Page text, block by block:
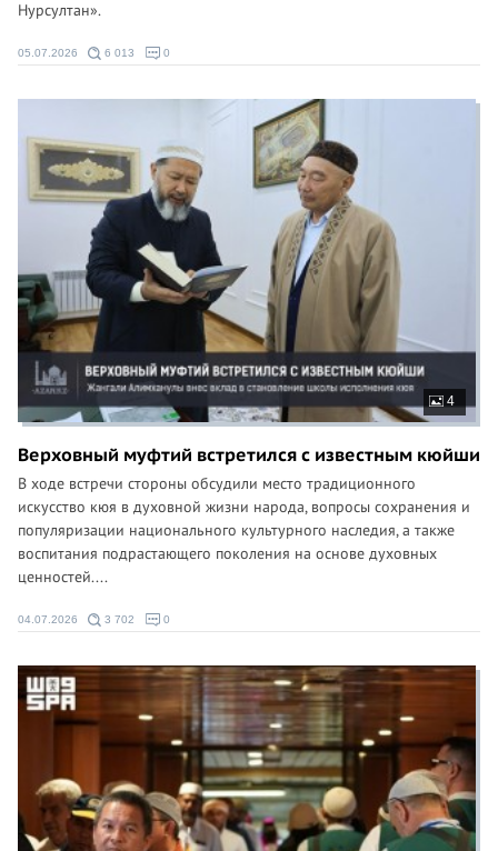
Нурсултан».
05.07.2026 6 013 0
4
Верховный муфтий встретился с известным кюйши
В ходе встречи стороны обсудили место традиционного
искусство кюя в духовной жизни народа, вопросы сохранения и
популяризации национального культурного наследия, а также
воспитания подрастающего поколения на основе духовных
ценностей....
04.07.2026 3 702 0